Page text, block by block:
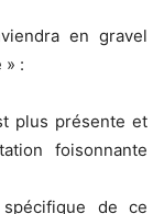
en gravel
» :
plus présente et
foisonnante
de ce